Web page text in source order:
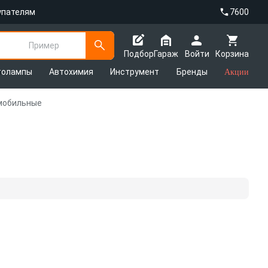
7600
Пример
Подбор
Корзина
Гараж
Войти
Автохимия Инструмент Бренды Акции